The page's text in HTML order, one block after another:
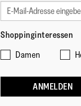
Shoppinginteressen
Damen
ANMELDEN